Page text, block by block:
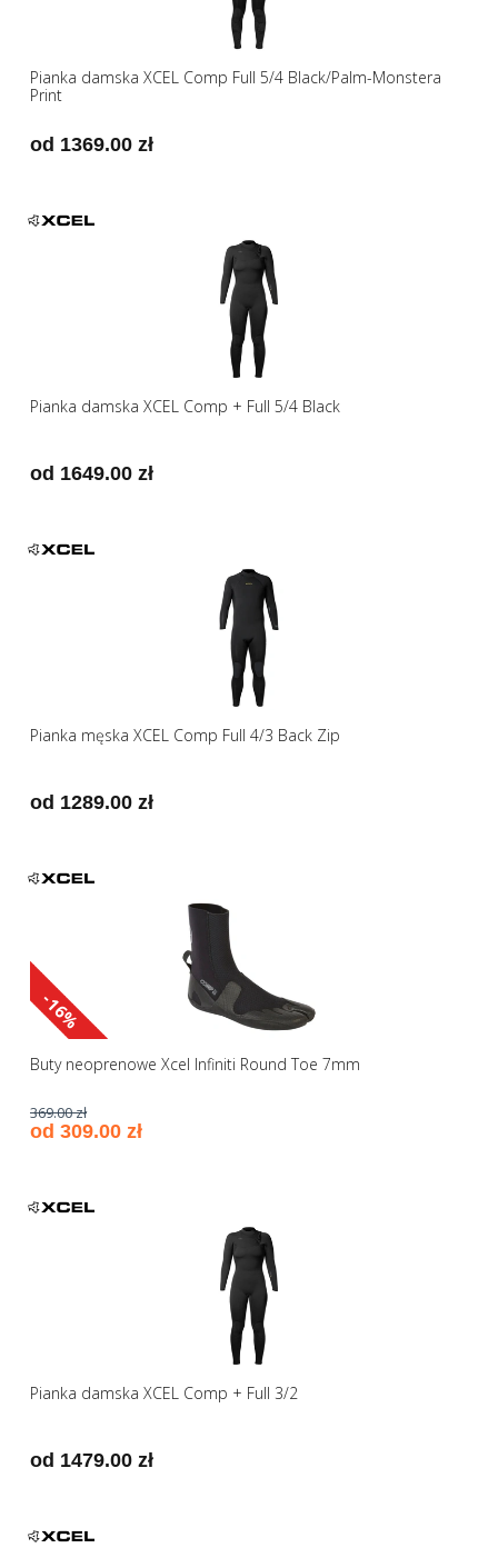
Pianka damska XCEL Comp Full 5/4 Black/Palm-Monstera
Print
od 1369.00 zł
Pianka damska XCEL Comp + Full 5/4 Black
od 1649.00 zł
Pianka męska XCEL Comp Full 4/3 Back Zip
od 1289.00 zł
-16%
Buty neoprenowe Xcel Infiniti Round Toe 7mm
369.00 zł
od 309.00 zł
Pianka damska XCEL Comp + Full 3/2
od 1479.00 zł